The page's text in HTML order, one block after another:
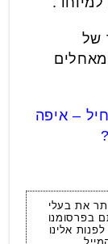
של
– איפה
את בעלי
בפרסומנו
אלינו